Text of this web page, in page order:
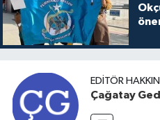
EDITÖR
Çağatay